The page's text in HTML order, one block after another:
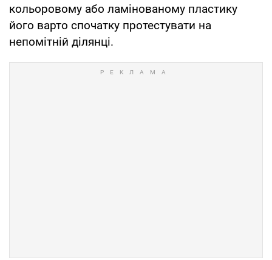
кольоровому або ламінованому пластику
його варто спочатку протестувати на
непомітній ділянці.